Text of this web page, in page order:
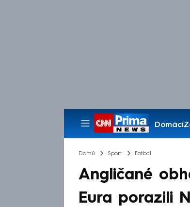
Domácí
Pořady
Domů Sport Fotbal
Angličané
Eura porazili